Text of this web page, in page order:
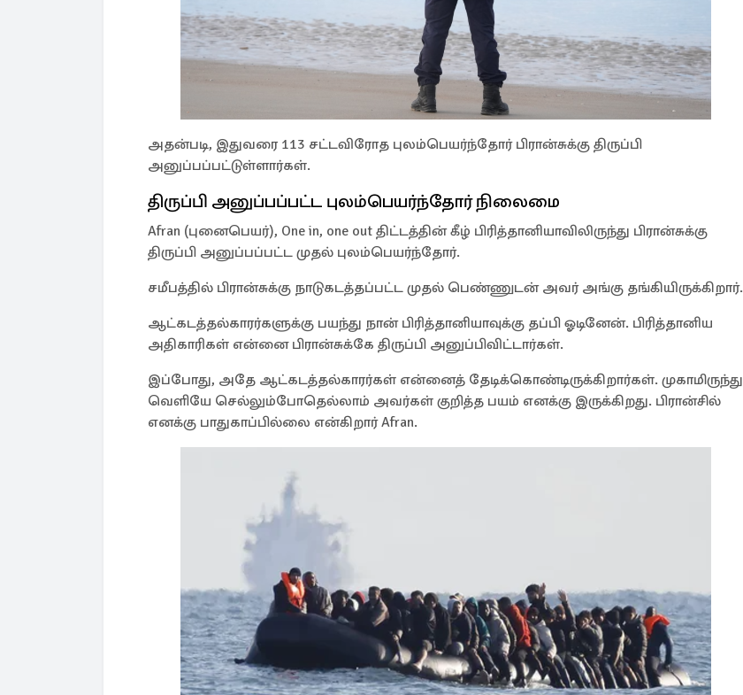
அதன்படி, இதுவரை 113 சட்டவிரோத புலம்பெயர்ந்தோர் பிரான்சுக்கு திருப்பி
அனுப்பப்பட்டுள்ளார்கள்.
திருப்பி அனுப்பப்பட்ட புலம்பெயர்ந்தோர் நிலைமை
Afran (புனைபெயர்), One in, one out திட்டத்தின் கீழ் பிரித்தானியாவிலிருந்து பிரான்சுக்கு
திருப்பி அனுப்பப்பட்ட முதல் புலம்பெயர்ந்தோர்.
சமீபத்தில் பிரான்சுக்கு நாடுகடத்தப்பட்ட முதல் பெண்ணுடன் அவர் அங்கு தங்கியிருக்கிறார்.
ஆட்கடத்தல்காரர்களுக்கு பயந்து நான் பிரித்தானியாவுக்கு தப்பி ஓடினேன். பிரித்தானிய
அதிகாரிகள் என்னை பிரான்சுக்கே திருப்பி அனுப்பிவிட்டார்கள்.
இப்போது, அதே ஆட்கடத்தல்காரர்கள் என்னைத் தேடிக்கொண்டிருக்கிறார்கள். முகாமிருந்து
வெளியே செல்லும்போதெல்லாம் அவர்கள் குறித்த பயம் எனக்கு இருக்கிறது. பிரான்சில்
எனக்கு பாதுகாப்பில்லை என்கிறார் Afran.